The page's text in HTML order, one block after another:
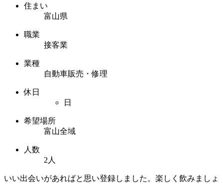
住まい
富山県
職業
接客業
業種
自動車販売・修理
休日
日
希望場所
富山全域
人数
2人
いい出会いがあればと思い登録しました。楽しく飲みましょ